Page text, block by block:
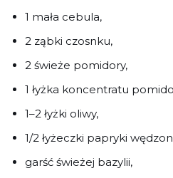
1 mała cebula,
2 ząbki czosnku,
2 świeże pomidory,
1 łyżka koncentratu
1–2 łyżki oliwy,
1/2 łyżeczki papryki
garść świeżej bazylii,